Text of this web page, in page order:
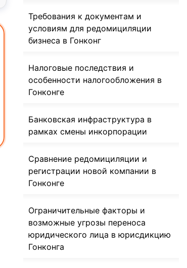
Требования к документам и
условиям для редомициляции
бизнеса в Гонконг
Налоговые последствия и
особенности налогообложения в
Гонконге
Банковская инфраструктура в
рамках смены инкорпорации
Сравнение редомициляции и
регистрации новой компании в
Гонконге
Ограничительные факторы и
возможные угрозы переноса
юридического лица в юрисдикцию
Гонконга